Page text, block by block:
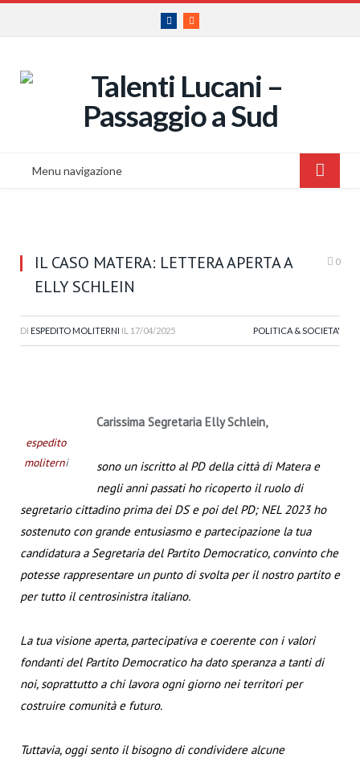
Facebook
RSS
Menu navigazione
IL CASO MATERA: LETTERA APERTA A
ELLY SCHLEIN
0
DI ESPEDITO MOLITERNI IL 17/04/2025 POLITICA & SOCIETA'
espedito
moliterni
Carissima Segretaria Elly Schlein,
sono un iscritto al PD della città di Matera e
negli anni passati ho ricoperto il ruolo di
segretario cittadino prima dei DS e poi del PD; NEL 2023 ho
sostenuto con grande entusiasmo e partecipazione la tua
candidatura a Segretaria del Partito Democratico, convinto che
potesse rappresentare un punto di svolta per il nostro partito e
per tutto il centrosinistra italiano.
La tua visione aperta, partecipativa e coerente con i valori
fondanti del Partito Democratico ha dato speranza a tanti di
noi, soprattutto a chi lavora ogni giorno nei territori per
costruire comunità e futuro.
Tuttavia, oggi sento il bisogno di condividere alcune